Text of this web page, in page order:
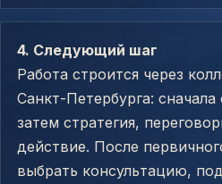
4. Следующий шаг
Работа строится через
Санкт-Петербурга:
затем стратегия,
действие. После
выбрать консультацию,